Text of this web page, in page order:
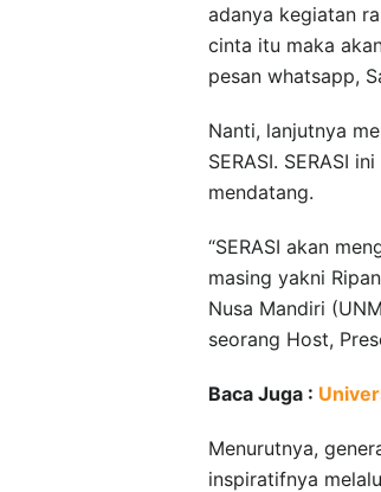
adanya kegiatan
cinta itu maka
pesan whatsapp,
Nanti, lanjutnya
SERASI. SERASI
mendatang.
“SERASI akan
masing yakni
Nusa Mandiri
seorang Host,
Baca Juga :
Menurutnya,
inspiratifnya